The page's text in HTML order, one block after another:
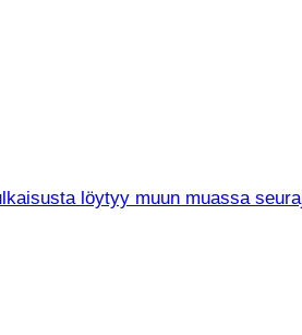
löytyy muun muassa